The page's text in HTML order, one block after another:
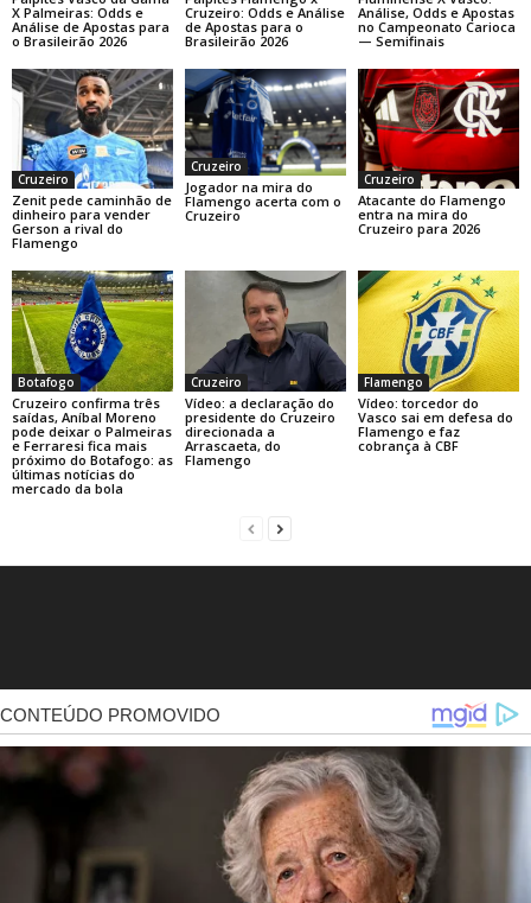
X Palmeiras: Odds e
Análise de Apostas para
o Brasileirão 2026
Cruzeiro: Odds e Análise
de Apostas para o
Brasileirão 2026
Análise, Odds e Apostas
no Campeonato Carioca
— Semifinais
Cruzeiro
Zenit pede caminhão de
dinheiro para vender
Gerson a rival do
Flamengo
Cruzeiro
Jogador na mira do
Flamengo acerta com o
Cruzeiro
Cruzeiro
Atacante do Flamengo
entra na mira do
Cruzeiro para 2026
Botafogo
Cruzeiro confirma três
saídas, Aníbal Moreno
pode deixar o Palmeiras
e Ferraresi fica mais
próximo do Botafogo: as
últimas notícias do
mercado da bola
Cruzeiro
Vídeo: a declaração do
presidente do Cruzeiro
direcionada a
Arrascaeta, do
Flamengo
Flamengo
Vídeo: torcedor do
Vasco sai em defesa do
Flamengo e faz
cobrança à CBF